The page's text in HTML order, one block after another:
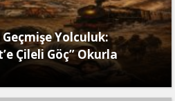
Yolculuk:
Çileli Göç” Okurla